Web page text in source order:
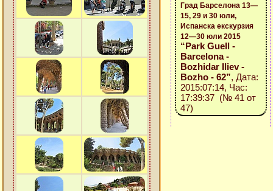
Град Барселона 13—
15, 29 и 30 юли,
Испанска екскурзия
12—30 юли 2015
“Park Guell -
Barcelona -
Bozhidar Iliev -
Bozho - 62”, Дата:
2015:07:14, Час:
17:39:37 (№ 41 от
47)